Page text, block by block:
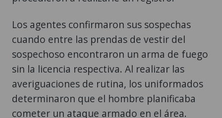
Los agentes confirmaron sus sospechas
cuando entre las prendas de vestir del
sospechoso encontraron un arma de fuego
sin la licencia respectiva. Al realizar las
averiguaciones de rutina, los uniformados
determinaron que el hombre planificaba
cometer un ataque armado en el área.